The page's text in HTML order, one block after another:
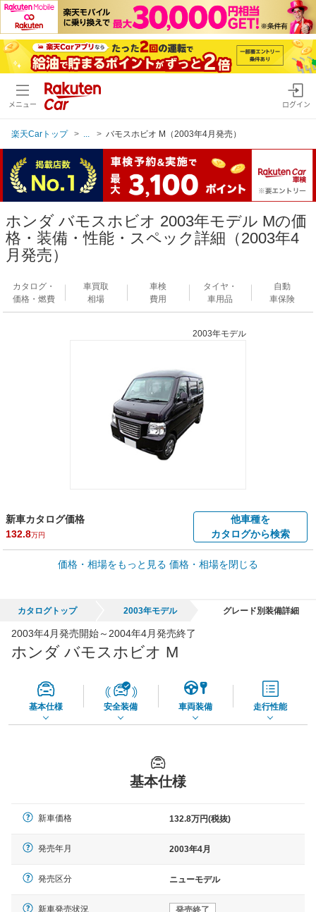
メニュー ログイン
楽天Carトップ バモスホビオ M（2003年4月発売）
ホンダ バモスホビオ 2003年モデル Mの価
格・装備・性能・スペック詳細（2003年4
月発売）
カタログ・
価格・燃費
車買取
相場
車検
費用
タイヤ・
車用品
自動
車保険
2003年モデル
新車カタログ価格
132.8万円
他車種を
カタログから検索
車買取価格 *
車買取相場
45,550円
*当該価格は車種別の価格となります。
価格・相場をもっと見る 価格・相場を閉じる
カタログトップ 2003年モデル グレード別装備詳細
2003年4月発売開始～2004年4月発売終了
ホンダ バモスホビオ M
基本仕様 安全装備 車両装備 走行性能
基本仕様
新車価格 132.8万円(税抜)
発売年月 2003年4月
発売区分 ニューモデル
新車発売状況 発売終了